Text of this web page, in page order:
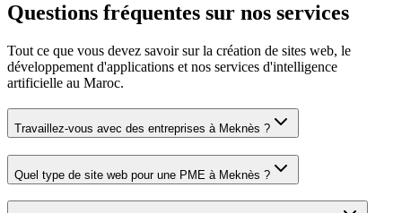
Questions fréquentes sur nos services
Tout ce que vous devez savoir sur la création de sites web, le
développement d'applications et nos services d'intelligence
artificielle au Maroc.
Travaillez-vous avec des entreprises à Meknès ?
Quel type de site web pour une PME à Meknès ?